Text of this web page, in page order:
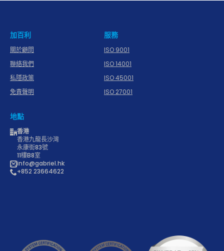
加百利
關於顧問
聯絡我們
私隱政策
免責聲明
服務
ISO 9001
ISO 14001
ISO 45001
ISO 27001
地點
香港
香港九龍長沙灣
永康街83號
11樓B8室
info@gabriel.hk
+852 23664622